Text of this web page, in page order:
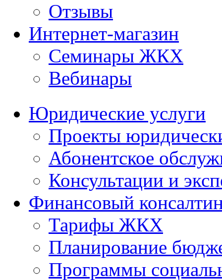
Отзывы
Интернет-магазин
Семинары ЖКХ
Вебинары
Юридические услуги
Проекты
Абонентское
Консультации и
Финансовый
Тарифы ЖКХ
Планирование
Программы